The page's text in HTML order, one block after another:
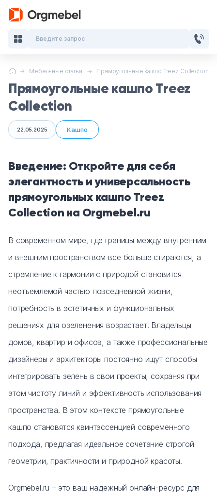
Мебельные статьи Прямоугольные кашпо Treez Collection
Прямоугольные кашпо Treez
Collection
Кашпо
22.05.2025
Введение: Откройте для себя
элегантность и универсальность
прямоугольных кашпо Treez
Collection на Orgmebel.ru
В современном мире, где границы между внутренним
и внешним пространством все больше стираются, а
стремление к гармонии с природой становится
неотъемлемой частью повседневной жизни,
потребность в эстетичных и функциональных
решениях для озеленения возрастает. Владельцы
домов, квартир и офисов, а также профессиональные
дизайнеры и архитекторы постоянно ищут способы
интегрировать зелень в свои проекты, сохраняя при
этом чистоту линий и эффективность использования
пространства. В этом контексте прямоугольные
кашпо становятся квинтэссенцией современного
подхода, предлагая идеальное сочетание строгой
геометрии, практичности и природной красоты.
Orgmebel.ru – это ваш надежный онлайн-ресурс для
Введите запрос
Кабинеты руководителя
Столы для переговоров
Офисные кресла и стулья
Офисные столы
Офисные диваны
Обеденная зона
Кашпо